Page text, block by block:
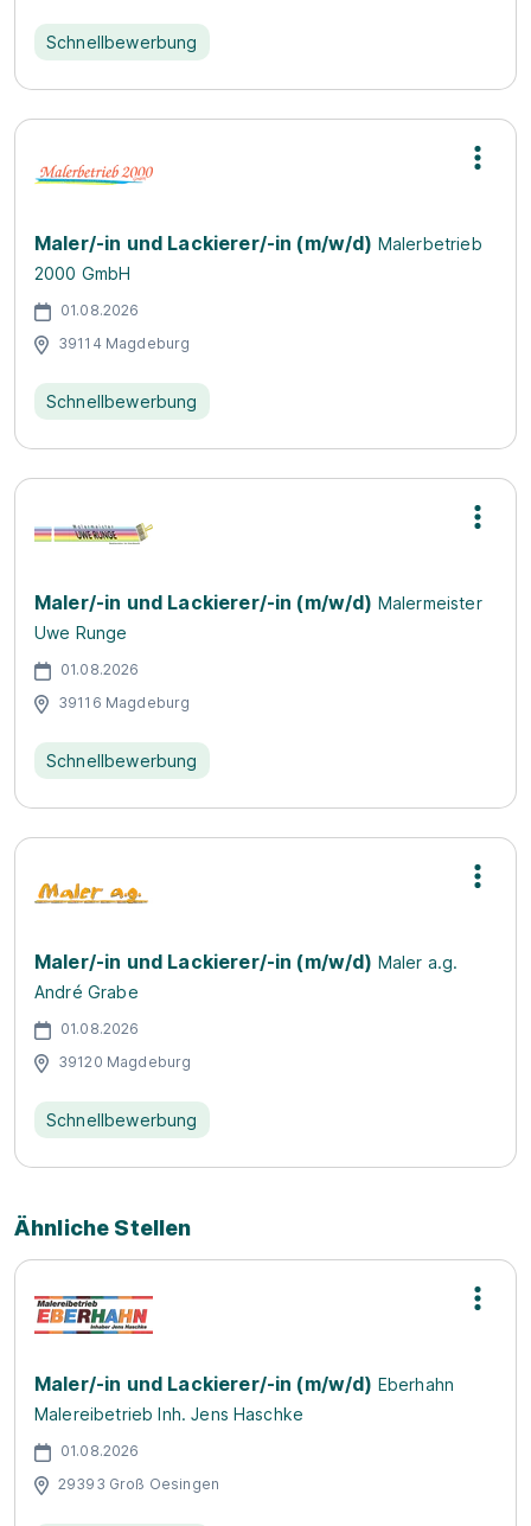
Schnellbewerbung
Maler/-in und Lackierer/-in (m/w/d) Malerbetrieb
2000 GmbH
01.08.2026
39114 Magdeburg
Schnellbewerbung
Maler/-in und Lackierer/-in (m/w/d) Malermeister
Uwe Runge
01.08.2026
39116 Magdeburg
Schnellbewerbung
Maler/-in und Lackierer/-in (m/w/d) Maler a.g.
André Grabe
01.08.2026
39120 Magdeburg
Schnellbewerbung
Ähnliche Stellen
Maler/-in und Lackierer/-in (m/w/d) Eberhahn
Malereibetrieb Inh. Jens Haschke
01.08.2026
29393 Groß Oesingen